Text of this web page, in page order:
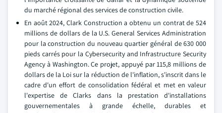
du marché régional des services de construction civile.
En août 2024, Clark Construction a obtenu un contrat de 524
millions de dollars de la U.S. General Services Administration
pour la construction du nouveau quartier général de 630 000
pieds carrés pour la Cybersecurity and Infrastructure Security
Agency à Washington. Ce projet, appuyé par 115,8 millions de
dollars de la Loi sur la réduction de l'inflation, s'inscrit dans le
cadre d'un effort de consolidation fédéral et met en valeur
l'expertise de Clarks dans la prestation d'installations
gouvernementales à grande échelle, durables et